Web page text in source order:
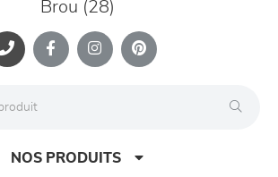
Brou (28)
NOS PRODUITS